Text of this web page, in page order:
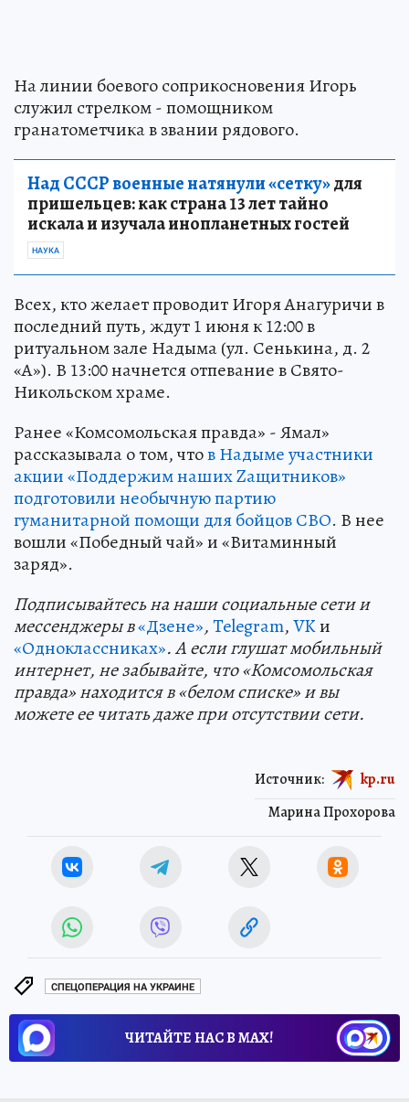
На линии боевого соприкосновения Игорь
служил стрелком - помощником
гранатометчика в звании рядового.
Над СССР военные натянули «сетку»для
пришельцев: как страна 13 лет тайно
искала и изучала инопланетных гостей
НАУКА
Всех, кто желает проводит Игоря Анагуричи в
последний путь, ждут 1 июня к 12:00 в
ритуальном зале Надыма (ул. Сенькина, д. 2
«А»). В 13:00 начнется отпевание в Свято-
Никольском храме.
Ранее «Комсомольская правда» - Ямал»
рассказывала о том, чтов Надыме участники
акции «Поддержим наших Zащитников»
подготовили необычную партию
гуманитарной помощи для бойцов СВО. В нее
вошли «Победный чай» и «Витаминный
заряд».
Подписывайтесь на наши социальные сети и
мессенджеры в«Дзене»,Telegram,VKи
«Одноклассниках». А если глушат мобильный
интернет, не забывайте, что «Комсомольская
правда» находится в «белом списке» и вы
можете ее читать даже при отсутствии сети.
Марина Прохорова
Источник: kp.ru
СПЕЦОПЕРАЦИЯ НА УКРАИНЕ
ЧИТАЙТЕ НАС В МАХ!